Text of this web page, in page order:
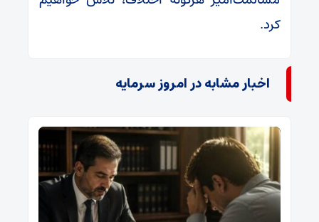
کرد.
اخبار مشابه در امروز سرمایه